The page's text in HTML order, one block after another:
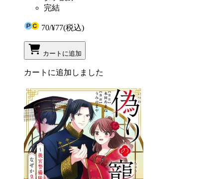
完結
70/¥77(税込)
カートに追加
カートに追加しました